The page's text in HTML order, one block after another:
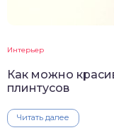
Интерьер
Как можно
плинтусов
Читать далее